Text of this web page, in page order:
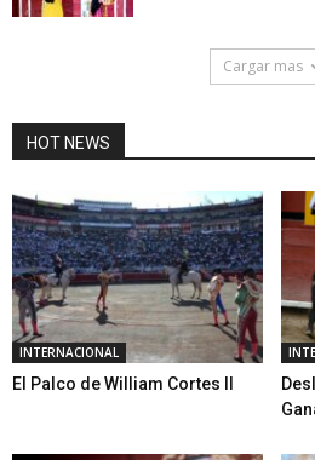
Cargar mas
HOT NEWS
INTERNACIONAL
El Palco de William Cortes II